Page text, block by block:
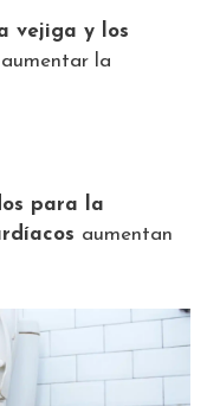
vejiga y los
la
para la
aumentan